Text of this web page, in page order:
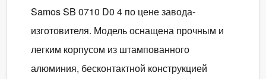
Samos SB 0710 D0 4 по цене завода-
изготовителя. Модель оснащена прочным и
легким корпусом из штампованного
алюминия, бесконтактной конструкцией